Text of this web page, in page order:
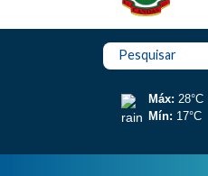
Pesquisar
Máx: 28°C
Mín: 17°C